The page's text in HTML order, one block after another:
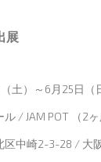
展
土）～6月25日（
/ JAM POT （2ヶ
中崎2-3-28 / 大